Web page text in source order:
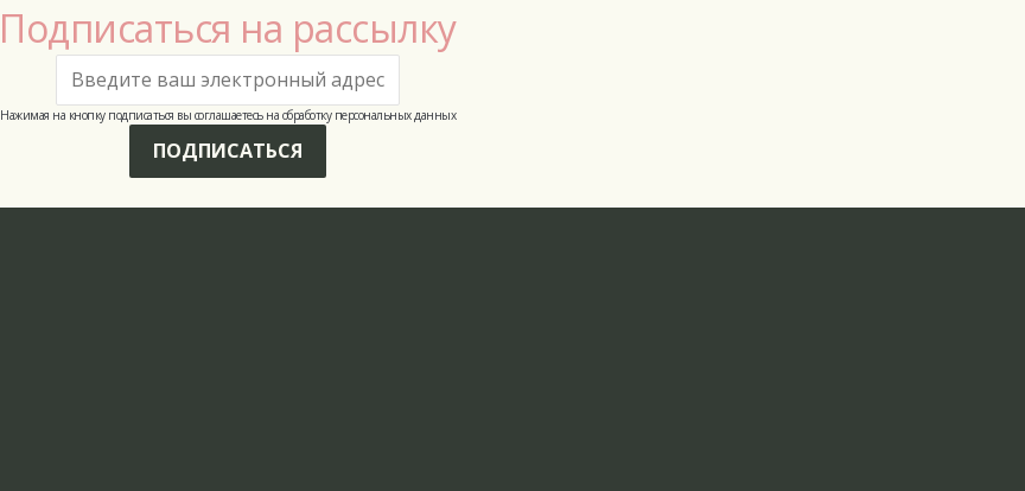
Подписаться на рассылку
Нажимая на кнопку подписаться вы соглашаетесь на обработку персональных данных
ПОДПИСАТЬСЯ